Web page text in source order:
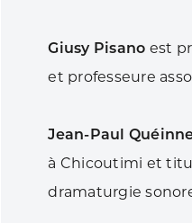
Giusy Pisano est
et professeure
Jean-Paul
à Chicoutimi et
dramaturgie